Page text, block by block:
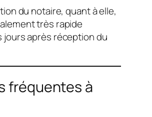
du notaire, quant à elle,
très rapide
jours après réception du
fréquentes à